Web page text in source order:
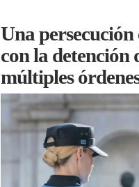
Una
con la detención
múltiples